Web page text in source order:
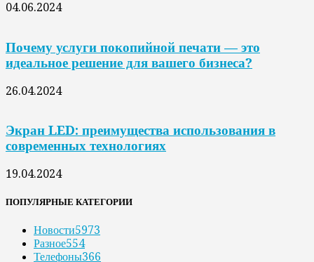
04.06.2024
Почему услуги покопийной печати — это
идеальное решение для вашего бизнеса?
26.04.2024
Экран LED: преимущества использования в
современных технологиях
19.04.2024
ПОПУЛЯРНЫЕ КАТЕГОРИИ
Новости5973
Разное554
Телефоны366